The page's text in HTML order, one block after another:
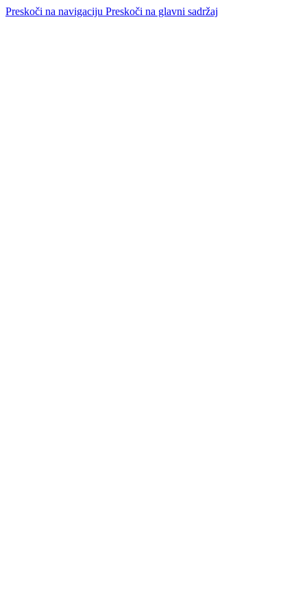
Preskoči na navigaciju Preskoči na glavni sadržaj